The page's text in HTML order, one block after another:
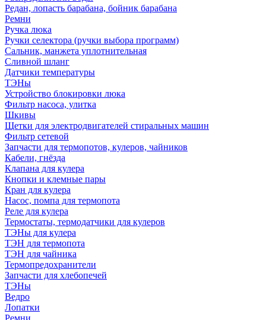
Редан, лопасть барабана, бойник барабана
Ремни
Ручка люка
Ручки селектора (ручки выбора программ)
Сальник, манжета уплотнительная
Сливной шланг
Датчики температуры
ТЭНы
Устройство блокировки люка
Фильтр насоса, улитка
Шкивы
Щетки для электродвигателей стиральных машин
Фильтр сетевой
Запчасти для термопотов, кулеров, чайников
Кабели, гнёзда
Клапана для кулера
Кнопки и клемные пары
Кран для кулера
Насос, помпа для термопота
Реле для кулера
Термостаты, термодатчики для кулеров
ТЭНы для кулера
ТЭН для термопота
ТЭН для чайника
Термопредохранители
Запчасти для хлебопечей
ТЭНы
Ведро
Лопатки
Ремни